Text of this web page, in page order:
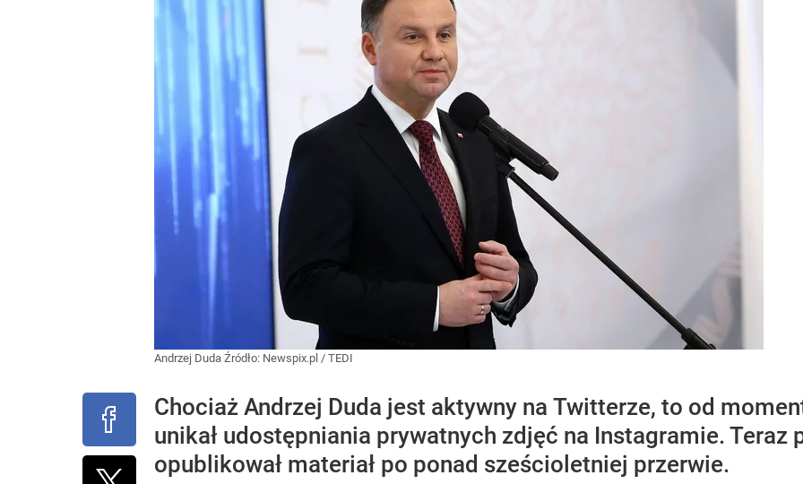
Andrzej Duda Źródło: Newspix.pl / TEDI
Chociaż Andrzej Duda jest aktywny na Twitterze, to od
unikał udostępniania prywatnych zdjęć na Instagramie. Teraz
opublikował materiał po ponad sześcioletniej przerwie.